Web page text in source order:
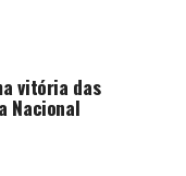
vitória das
Nacional